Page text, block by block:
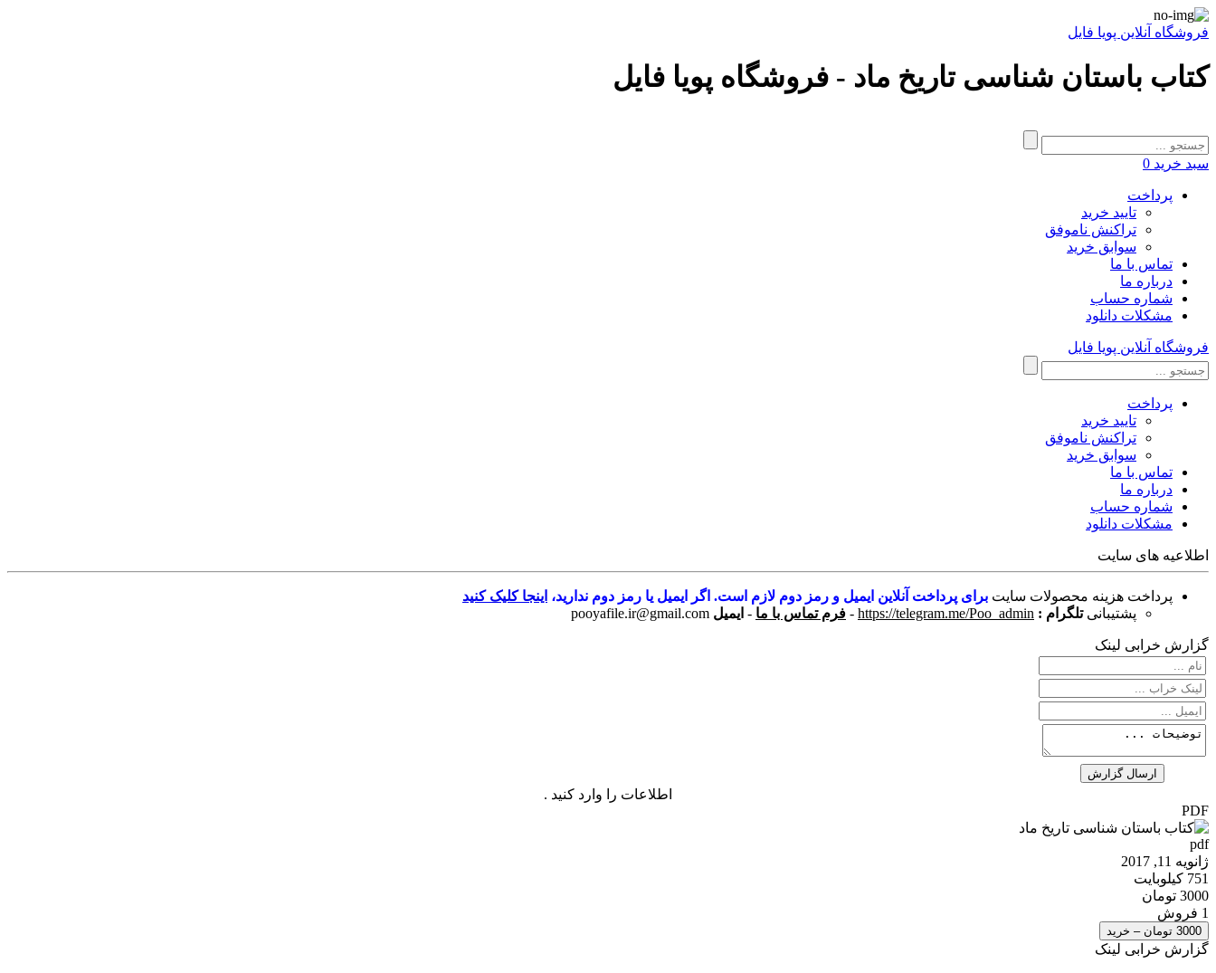
فروشگاه آنلاین پویا فایل
کتاب باستان شناسی تاریخ ماد - فروشگاه پویا فایل
سبد خرید 0
پرداخت
تایید خرید
تراکنش ناموفق
سوابق خرید
تماس با ما
درباره ما
شماره حساب
مشکلات دانلود
فروشگاه آنلاین پویا فایل
پرداخت
تایید خرید
تراکنش ناموفق
سوابق خرید
تماس با ما
درباره ما
شماره حساب
مشکلات دانلود
اطلاعیه های سایت
پرداخت هزینه محصولات سایت برای پرداخت آنلاین ایمیل و رمز دوم لازم است. اگر ایمیل یا رمز دوم ندارید، اینجا کلیک کنید
پشتیبانی تلگرام : https://telegram.me/Poo_admin
- فرم تماس با ما - ایمیل pooyafile.ir@gmail.com
گزارش خرابی لینک
اطلاعات را وارد کنید .
PDF
pdf
ژانویه 11, 2017
751 کیلوبایت
3000 تومان
1 فروش
3000 تومان – خرید
گزارش خرابی لینک